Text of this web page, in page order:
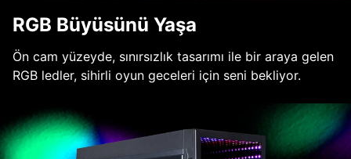
RGB Büyüsünü Yaşa
Ön cam yüzeyde, sınırsızlık tasarımı ile bir araya gelen
RGB ledler, sihirli oyun geceleri için seni bekliyor.